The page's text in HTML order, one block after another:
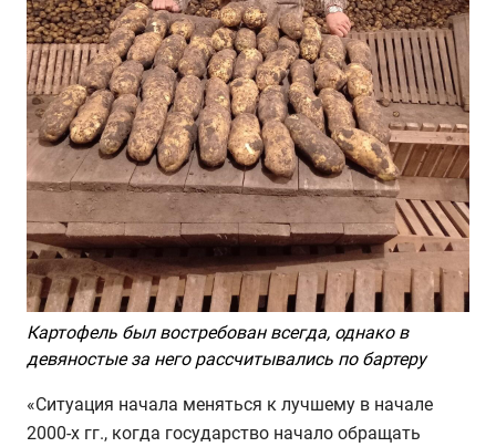
Картофель был востребован всегда, однако в
девяностые за него рассчитывались по бартеру
«Ситуация начала меняться к лучшему в начале
2000-х гг., когда государство начало обращать